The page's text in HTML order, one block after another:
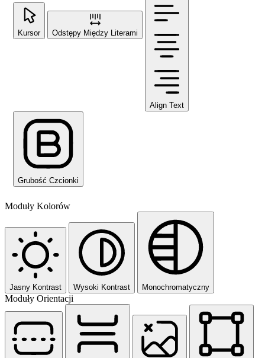
Kursor Odstępy Między Literami
Align Text
Grubość Czcionki
Moduły Kolorów
Jasny Kontrast Wysoki Kontrast Monochromatyczny
Moduły Orientacji